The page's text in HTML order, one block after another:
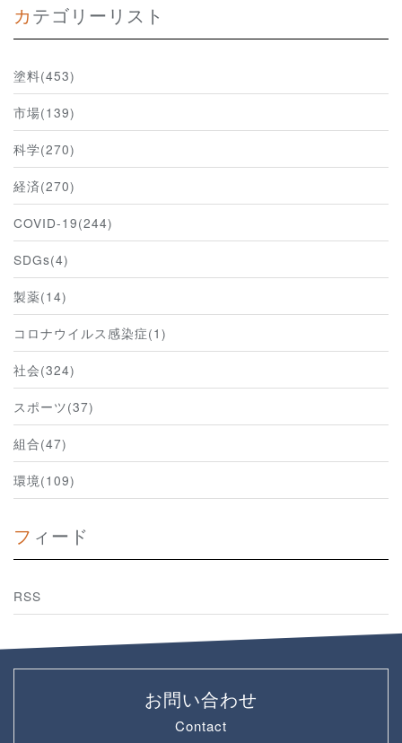
カテゴリーリスト
塗料(453)
市場(139)
科学(270)
経済(270)
COVID-19(244)
SDGs(4)
製薬(14)
コロナウイルス感染症(1)
社会(324)
スポーツ(37)
組合(47)
環境(109)
フィード
RSS
お問い合わせ
Contact